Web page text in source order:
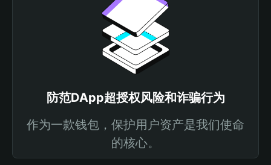
防范DApp超授权风险和诈骗行为
作为一款钱包，保护用户资产是我们使命
的核心。